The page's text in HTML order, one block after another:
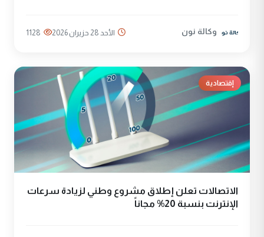
وكالة نون الأحد 28 حزيران 2026 1128
إقتصادية
الاتصالات تعلن إطلاق مشروع وطني لزيادة سرعات
الإنترنت بنسبة 20% مجاناً